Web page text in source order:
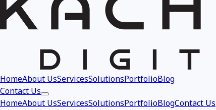
HomeAbout UsServicesSolutionsPortfolioBlog
Contact Us
HomeAbout UsServicesSolutionsPortfolioBlogContact Us